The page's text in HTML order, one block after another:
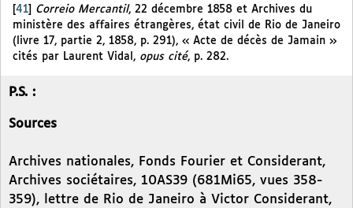
41 Correio Mercantil, 22 décembre 1858 et Archives du
ministère des affaires étrangères, état civil de Rio de Janeiro
(livre 17, partie 2, 1858, p. 291), « Acte de décès de Jamain »
cités par Laurent Vidal, opus cité, p. 282.
P.S. :
Sources
Archives nationales, Fonds Fourier et Considerant,
Archives sociétaires, 10AS39 (681Mi65, vues 358-
359), lettre de Rio de Janeiro à Victor Considerant,